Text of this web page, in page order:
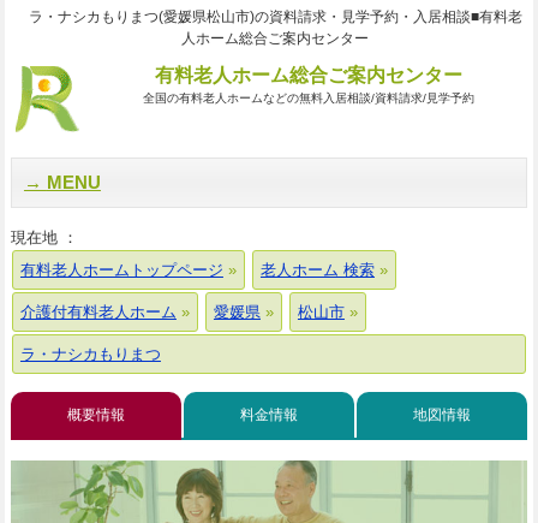
ラ・ナシカもりまつ(愛媛県松山市)の資料請求・見学予約・入居相談■有料老
人ホーム総合ご案内センター
有料老人ホーム総合ご案内センター
全国の有料老人ホームなどの無料入居相談/資料請求/見学予約
MENU
現在地 ：
有料老人ホームトップページ
老人ホーム 検索
介護付有料老人ホーム 愛媛県 松山市
ラ・ナシカもりまつ
概要情報 料金情報 地図情報